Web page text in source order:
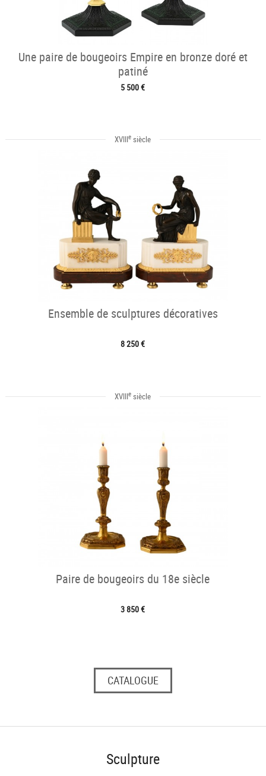
Une paire de bougeoirs Empire en bronze doré et
patiné
5 500 €
XVIIIe siècle
Ensemble de sculptures décoratives
8 250 €
XVIIIe siècle
Paire de bougeoirs du 18e siècle
3 850 €
CATALOGUE
Sculpture